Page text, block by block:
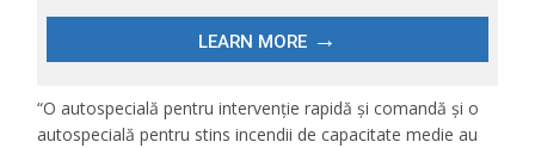
“O autospecială pentru intervenție rapidă și comandă și o
autospecială pentru stins incendii de capacitate medie au